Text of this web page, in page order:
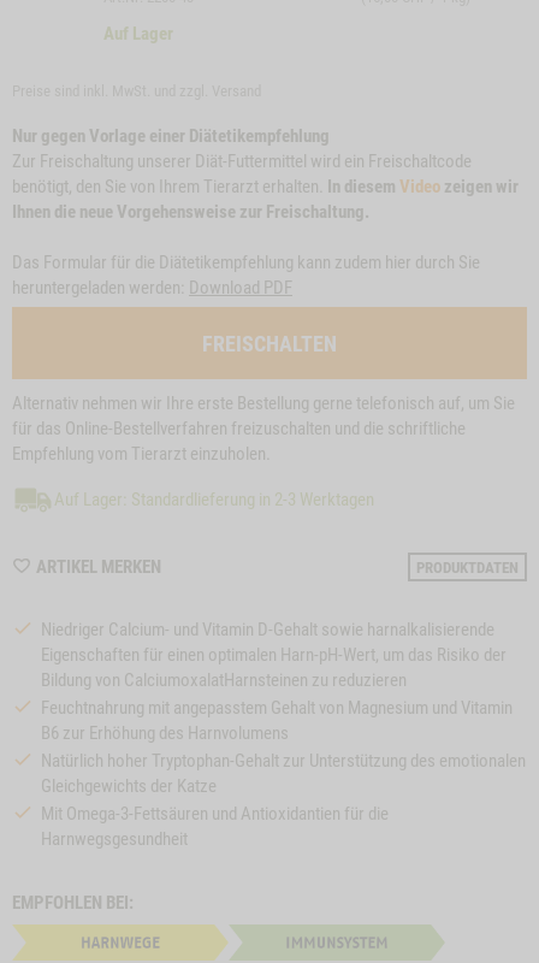
Auf Lager
Nur gegen Vorlage einer Diätetikempfehlung
Zur Freischaltung unserer Diät-Futtermittel wird ein Freischaltcode
benötigt, den Sie von Ihrem Tierarzt erhalten. In diesem Video zeigen wir
Ihnen die neue Vorgehensweise zur Freischaltung.
Das Formular für die Diätetikempfehlung kann zudem hier durch Sie
heruntergeladen werden: Download PDF
FREISCHALTEN
Alternativ nehmen wir Ihre erste Bestellung gerne telefonisch auf, um Sie
für das Online-Bestellverfahren freizuschalten und die schriftliche
Empfehlung vom Tierarzt einzuholen.
Auf Lager: Standardlieferung in 2-3 Werktagen
ARTIKEL MERKEN PRODUKTDATEN
Niedriger Calcium- und Vitamin D-Gehalt sowie harnalkalisierende
Eigenschaften für einen optimalen Harn-pH-Wert, um das Risiko der
Bildung von CalciumoxalatHarnsteinen zu reduzieren
Feuchtnahrung mit angepasstem Gehalt von Magnesium und Vitamin
B6 zur Erhöhung des Harnvolumens
Natürlich hoher Tryptophan-Gehalt zur Unterstützung des emotionalen
Gleichgewichts der Katze
Mit Omega-3-Fettsäuren und Antioxidantien für die
Harnwegsgesundheit
EMPFOHLEN BEI: